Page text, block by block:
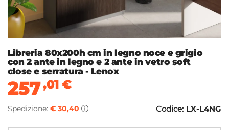
Libreria 80x200h cm in legno noce e grigio
con 2 ante in legno e 2 ante in vetro soft
close e serratura - Lenox
257,01 €
Spedizione: € 30,40 Codice: LX-L4NG